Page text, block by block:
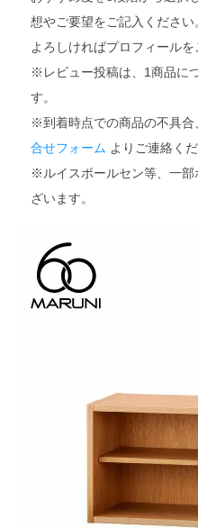
想やご要望をご記入ください
よろしければプロフィールを
※レビュー投稿は、1商品に
す。
※到着時点での商品の不具合
合せフォーム よりご連絡くだ
※ルイスポールセン等、一
ざいます。